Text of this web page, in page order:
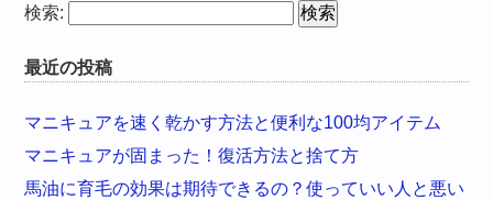
検索:
最近の投稿
マニキュアを速く乾かす方法と便利な100均アイテム
マニキュアが固まった！復活方法と捨て方
馬油に育毛の効果は期待できるの？使っていい人と悪い